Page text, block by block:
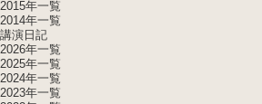
2015年一覧
2014年一覧
講演日記
2026年一覧
2025年一覧
2024年一覧
2023年一覧